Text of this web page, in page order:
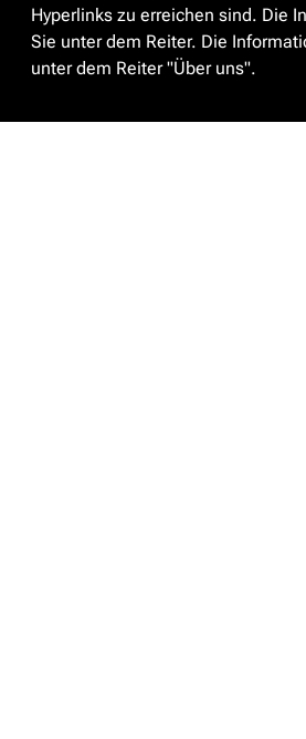
Hyperlinks zu erreichen sind. Die
Sie unter dem Reiter. Die
unter dem Reiter "Über uns".